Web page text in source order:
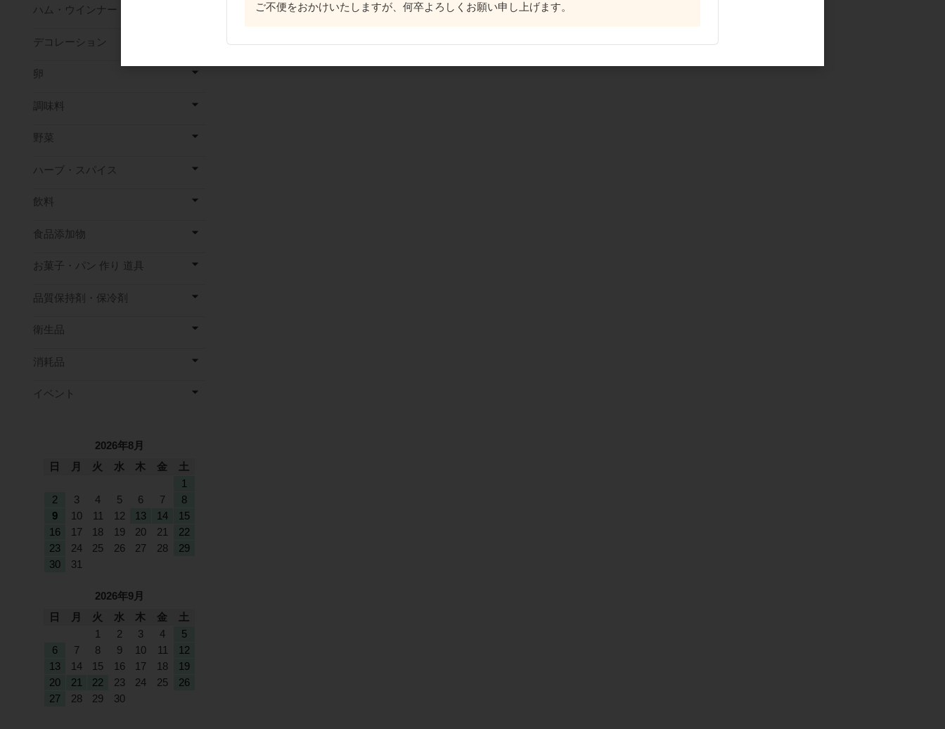
ハム・ウインナー
デコレーション
卵
調味料
野菜
ハーブ・スパイス
飲料
食品添加物
お菓子・パン 作り 道具
品質保持剤・保冷剤
衛生品
消耗品
イベント
2026年8月
日
月 火 水 木 金
土
1
2
3 4 5 6 7
8
9
10 11 12 13 14
15
16
17 18 19 20 21
22
23
24 25 26 27 28
29
30
31
2026年9月
日
月 火 水 木 金
土
1
2 3 4
5
6
7 8 9 10 11
12
13
14 15 16 17 18
19
20
21 22 23 24 25
26
27
28 29 30
ご不便をおかけいたしますが、何卒よろしくお願い申し上げます。